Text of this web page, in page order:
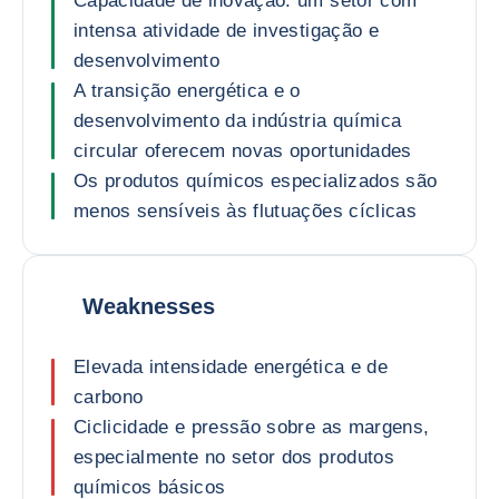
intensa atividade de investigação e
desenvolvimento
A transição energética e o
desenvolvimento da indústria química
circular oferecem novas oportunidades
Os produtos químicos especializados são
menos sensíveis às flutuações cíclicas
Weaknesses
Elevada intensidade energética e de
carbono
Ciclicidade e pressão sobre as margens,
especialmente no setor dos produtos
químicos básicos